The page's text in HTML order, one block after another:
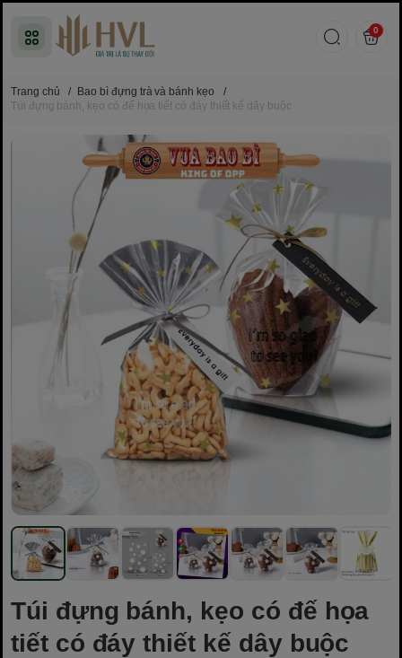
0
Trang chủ / Bao bì đựng trà và bánh kẹo
/
Túi đựng bánh, kẹo có đế họa tiết có đáy thiết kế dây buộc
Túi đựng bánh, kẹo có đế họa
tiết có đáy thiết kế dây buộc